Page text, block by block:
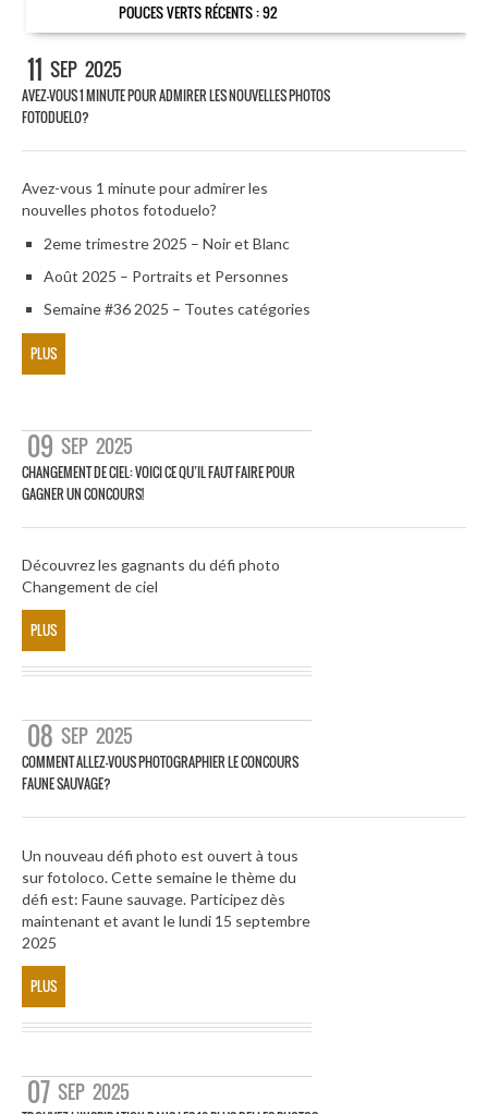
POUCES VERTS RÉCENTS :92
11 SEP 2025
AVEZ-VOUS 1 MINUTE POUR ADMIRER LES NOUVELLES PHOTOS
FOTODUELO?
Avez-vous 1 minute pour admirer les
nouvelles photos fotoduelo?
2eme trimestre 2025 – Noir et Blanc
Août 2025 – Portraits et Personnes
Semaine #36 2025 – Toutes catégories
PLUS
09 SEP 2025
CHANGEMENT DE CIEL: VOICI CE QU’IL FAUT FAIRE POUR
GAGNER UN CONCOURS!
Découvrez les gagnants du défi photo
Changement de ciel
PLUS
08 SEP 2025
COMMENT ALLEZ-VOUS PHOTOGRAPHIER LE CONCOURS
FAUNE SAUVAGE?
Un nouveau défi photo est ouvert à tous
sur fotoloco. Cette semaine le thème du
défi est: Faune sauvage. Participez dès
maintenant et avant le lundi 15 septembre
2025
PLUS
07 SEP 2025